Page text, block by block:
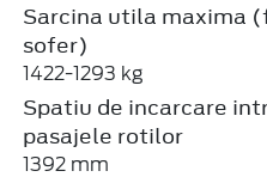
Sarcina utila maxima
sofer)
1422-1293 kg
Spatiu de incarcare
pasajele rotilor
1392 mm